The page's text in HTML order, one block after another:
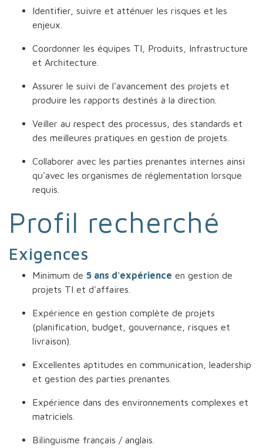
Identifier, suivre et atténuer les risques et les
enjeux.
Coordonner les équipes TI, Produits, Infrastructure
et Architecture.
Assurer le suivi de l'avancement des projets et
produire les rapports destinés à la direction.
Veiller au respect des processus, des standards et
des meilleures pratiques en gestion de projets.
Collaborer avec les parties prenantes internes ainsi
qu'avec les organismes de réglementation lorsque
requis.
Profil recherché
Exigences
Minimum de 5 ans d'expérience en gestion de
projets TI et d'affaires.
Expérience en gestion complète de projets
(planification, budget, gouvernance, risques et
livraison).
Excellentes aptitudes en communication, leadership
et gestion des parties prenantes.
Expérience dans des environnements complexes et
matriciels.
Bilinguisme français / anglais.